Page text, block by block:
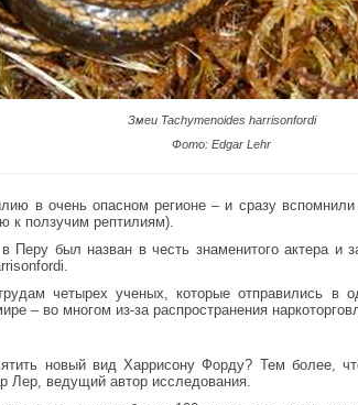
Змеи Tachymenoides harrisonfordi
Фото: Edgar Lehr
в очень опасном регионе – и сразу
к ползучим рептилиям).
Перу был назван в честь знаменитого актера и
четырех ученых, которые отправились
– во многом из-за распространения
новый вид Харрисону Форду? Тем более,
Лер, ведущий автор исследования.